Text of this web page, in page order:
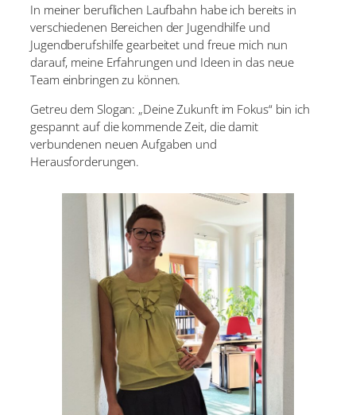
In meiner beruflichen Laufbahn habe ich bereits in
verschiedenen Bereichen der Jugendhilfe und
Jugendberufshilfe gearbeitet und freue mich nun
darauf, meine Erfahrungen und Ideen in das neue
Team einbringen zu können.
Getreu dem Slogan: „Deine Zukunft im Fokus“ bin ich
gespannt auf die kommende Zeit, die damit
verbundenen neuen Aufgaben und
Herausforderungen.